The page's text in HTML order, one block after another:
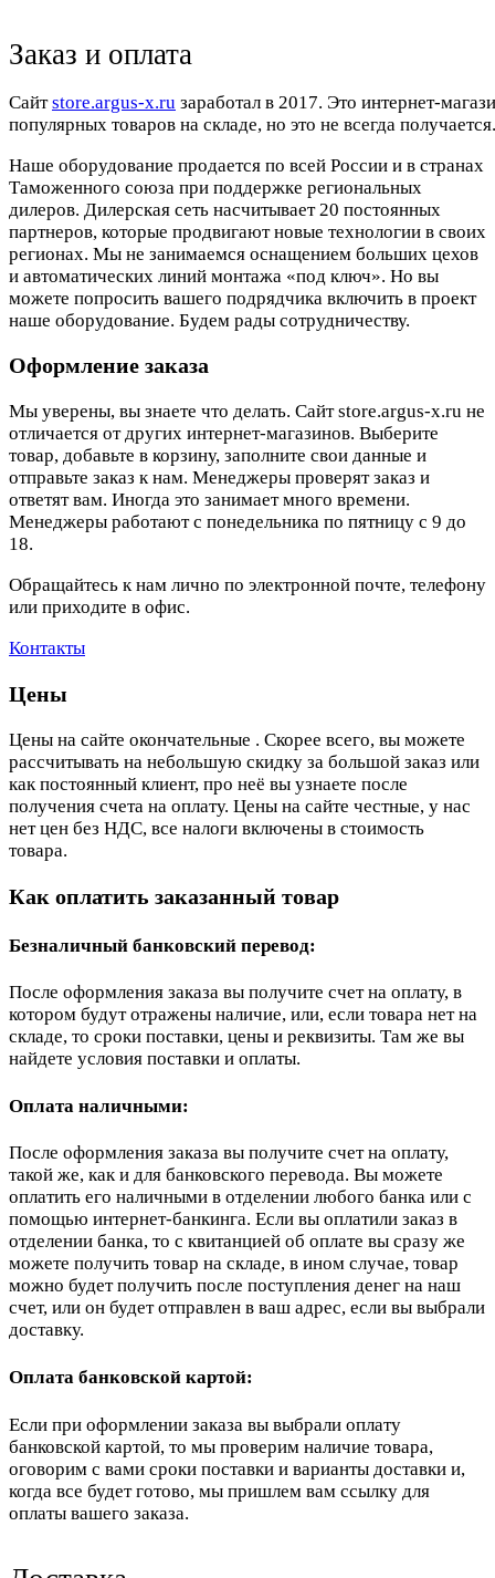
Заказ и оплата
Cайтstore.argus-x.ru заработал в 2017. Это интернет-
популярных товаров на складе, но это не всегда
Наше оборудование продается по всей России и в странах
Таможенного союза при поддержке региональных
дилеров. Дилерская сеть насчитывает 20 постоянных
партнеров, которые продвигают новые технологии в своих
регионах. Мы не занимаемся оснащением больших цехов
и автоматических линий монтажа «под ключ». Но вы
можете попросить вашего подрядчика включить в проект
наше оборудование. Будем рады сотрудничеству.
Оформление заказа
Мы уверены, вы знаете что делать. Сайт store.argus-x.ru не
отличается от других интернет-магазинов. Выберите
товар, добавьте в корзину, заполните свои данные и
отправьте заказ к нам. Менеджеры проверят заказ и
ответят вам. Иногда это занимает много времени.
Менеджеры работают с понедельника по пятницу с 9 до
18.
Обращайтесь к нам лично по электронной почте, телефону
или приходите в офис.
Контакты
Цены
Цены на сайте окончательные . Скорее всего, вы можете
рассчитывать на небольшую скидку за большой заказ или
как постоянный клиент, про неё вы узнаете после
получения счета на оплату. Цены на сайте честные, у нас
нет цен без НДС, все налоги включены в стоимость
товара.
Как оплатить заказанный товар
Безналичный банковский перевод:
После оформления заказа вы получите счет на оплату, в
котором будут отражены наличие, или, если товара нет на
складе, то сроки поставки, цены и реквизиты. Там же вы
найдете условия поставки и оплаты.
Оплата наличными:
После оформления заказа вы получите счет на оплату,
такой же, как и для банковского перевода. Вы можете
оплатить его наличными в отделении любого банка или с
помощью интернет-банкинга. Если вы оплатили заказ в
отделении банка, то с квитанцией об оплате вы сразу же
можете получить товар на складе, в ином случае, товар
можно будет получить после поступления денег на наш
счет, или он будет отправлен в ваш адрес, если вы выбрали
доставку.
Оплата банковской картой:
Если при оформлении заказа вы выбрали оплату
банковской картой, то мы проверим наличие товара,
оговорим с вами сроки поставки и варианты доставки и,
когда все будет готово, мы пришлем вам ссылку для
оплаты вашего заказа.